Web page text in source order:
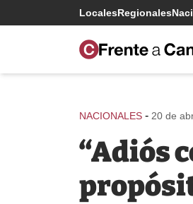
LocalesRegionales
NACIONALES - 20 de
“Adiós